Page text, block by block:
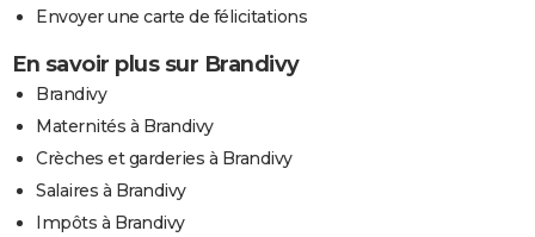
Envoyer une carte de félicitations
En savoir plus sur Brandivy
Brandivy
Maternités à Brandivy
Crèches et garderies à Brandivy
Salaires à Brandivy
Impôts à Brandivy